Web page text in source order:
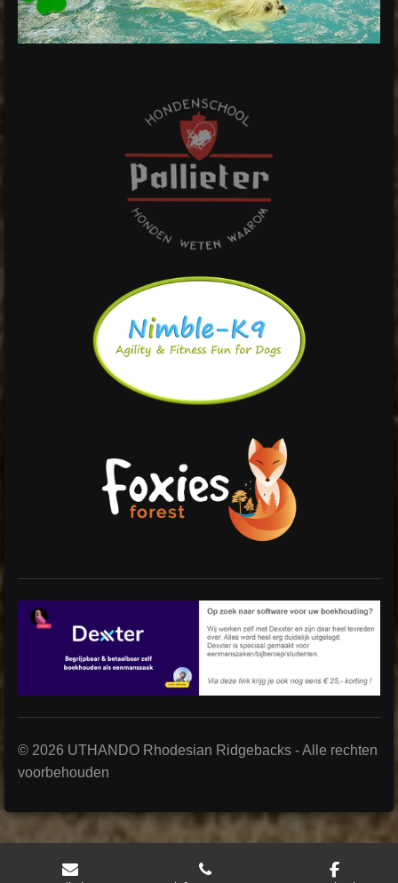
© 2026 UTHANDO Rhodesian Ridgebacks - Alle rechten
voorbehouden